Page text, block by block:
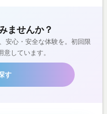
ませんか？
安心・安全な体験を。初回限
しています。
す